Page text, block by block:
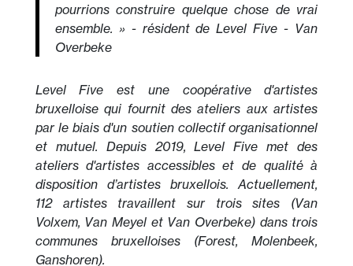
pourrions construire quelque chose de vrai
ensemble. » - résident de Level Five - Van
Overbeke
Level Five est une coopérative d'artistes
bruxelloise qui fournit des ateliers aux artistes
par le biais d'un soutien collectif organisationnel
et mutuel. Depuis 2019, Level Five met des
ateliers d'artistes accessibles et de qualité à
disposition d’artistes bruxellois. Actuellement,
112 artistes travaillent sur trois sites (Van
Volxem, Van Meyel et Van Overbeke) dans trois
communes bruxelloises (Forest, Molenbeek,
Ganshoren).